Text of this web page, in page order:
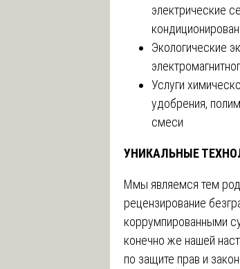
электрические
Экологические
Услуги
удобрения,
смеси
УНИКАЛЬНЫЕ
Ммы являемся тем
рецензирование
коррумпированными
конечно же нашей
по защите прав и